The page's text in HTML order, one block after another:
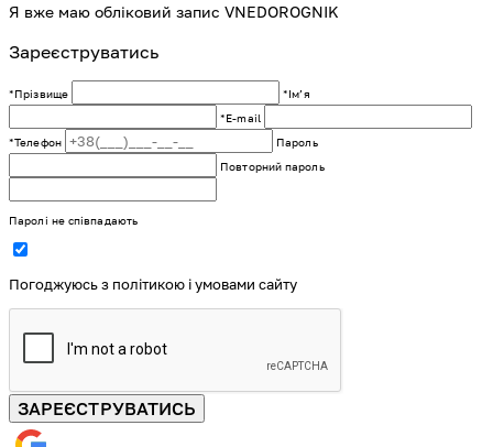
Я вже маю обліковий запис VNEDOROGNIK
Зареєструватись
*Прізвище
*Імʼя
*E-mail
*Телефон
Пароль
Повторний пароль
Паролі не співпадають
Погоджуюсь з політикою і умовами сайту
ЗАРЕЄСТРУВАТИСЬ